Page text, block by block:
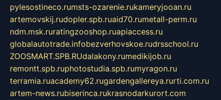
pylesostineco.rumsts-ozarenie.rukameryjooan.ru
artemovskij.rudopler.spb.ruaid70.rumetall-perm.ru
ndm.msk.ruratingzooshop.ruapiaccess.ru
globalautotrade.infobezverhovskoe.rudrsschool.ru
ZOOSMART.SPB.RUdalakony.rumedikijob.ru
remontt.spb.ruphotostudia.spb.rumyragon.ru
terramia.ruacademy62.rugardengallereya.rurti.com.ru
artem-news.rubiserinca.rukrasnodarkurort.com